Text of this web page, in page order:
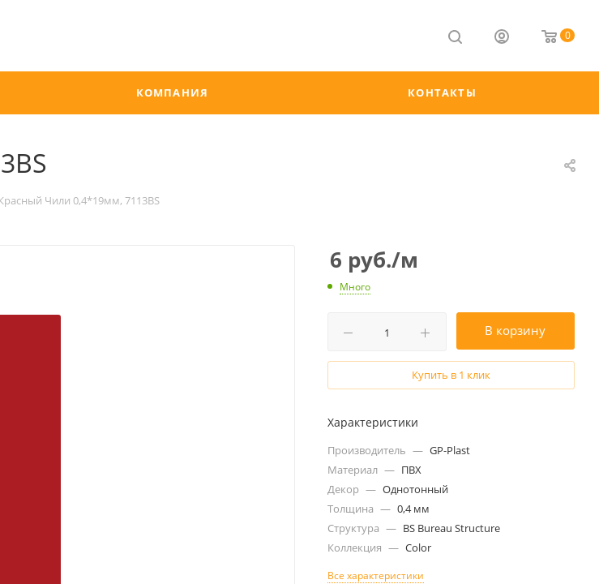
0
КОМПАНИЯ КОНТАКТЫ
Чили 0,4*19мм, 7113BS
6 руб./м
Много
В корзину
Купить в 1 клик
Характеристики
Производитель — GP-Plast
Материал — ПВХ
Декор — Однотонный
Толщина — 0,4 мм
Структура — BS Bureau Structure
Коллекция — Color
Все характеристики